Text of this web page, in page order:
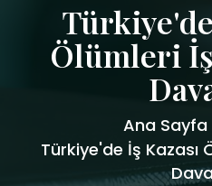
Ölümleri
Ana Sayfa
Türkiye'de İş Kazası